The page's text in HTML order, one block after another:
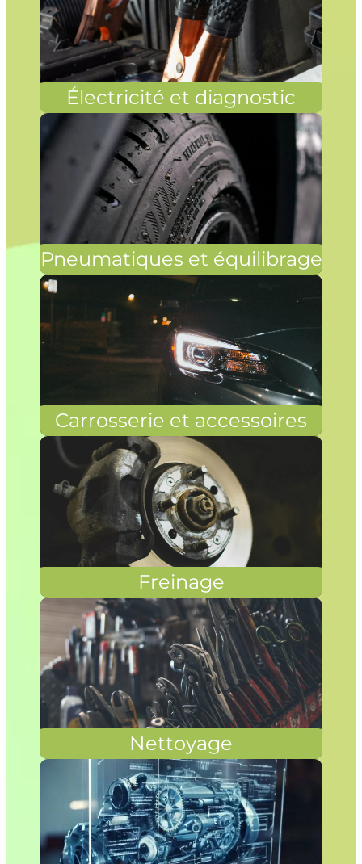
Électricité et diagnostic
Pneumatiques et équilibrage
Carrosserie et accessoires
Freinage
Nettoyage